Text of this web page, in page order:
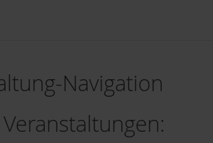
Navigation